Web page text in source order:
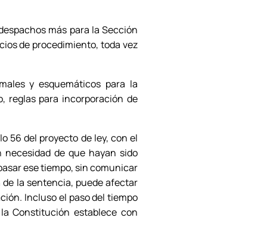
más para la Sección
de procedimiento, toda vez
y esquemáticos para la
reglas para incorporación de
56 del proyecto de ley, con el
de que hayan sido
ese tiempo, sin comunicar
la sentencia, puede afectar
Incluso el paso del tiempo
Constitución establece con